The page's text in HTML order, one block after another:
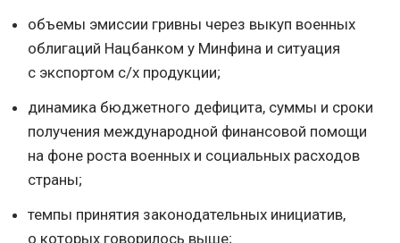
объемы эмиссии гривны через выкуп военных
облигаций Нацбанком у Минфина и ситуация
с экспортом с/х продукции;
динамика бюджетного дефицита, суммы и сроки
получения международной финансовой помощи
на фоне роста военных и социальных расходов
страны;
темпы принятия законодательных инициатив,
о которых говорилось выше;